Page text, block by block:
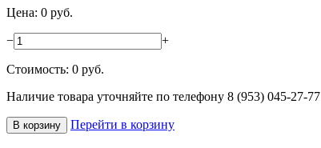
Цена: 0 руб.
− +
Стоимость: 0 руб.
Наличие товара уточняйте по телефону 8 (953) 045-27-77
В корзину Перейти в корзину